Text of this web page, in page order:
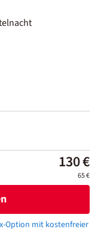
130 €
65 €
Option mit kostenfreier